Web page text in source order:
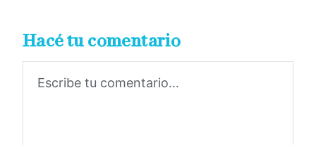
Hacé tu comentario